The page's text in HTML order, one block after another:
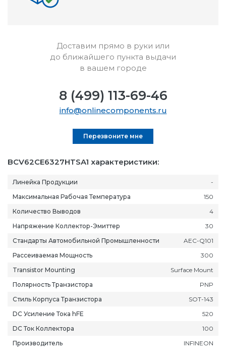
BCV62CE6327HTSA1 характеристики:
Линейка Продукции
-
Максимальная Рабочая Температура
150
Количество Выводов
4
Напряжение Коллектор-Эмиттер
30
Стандарты Автомобильной Промышленности
AEC-Q101
Рассеиваемая Мощность
300
Transistor Mounting
Surface Mount
Полярность Транзистора
PNP
Стиль Корпуса Транзистора
SOT-143
DC Усиление Тока hFE
520
DC Ток Коллектора
100
Производитель
INFINEON
Доставим прямо в руки или
до ближайшего пункта выдачи
в вашем городе
8 (499) 113-69-46
info@onlinecomponents.ru
Перезвоните мне